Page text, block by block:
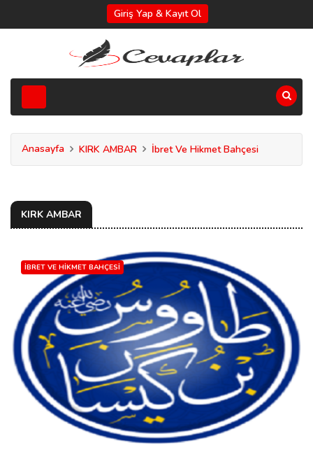
Giriş Yap & Kayıt Ol
Anasayfa KIRK AMBAR İbret Ve Hikmet Bahçesi
KIRK AMBAR
İBRET VE HIKMET BAHÇESI